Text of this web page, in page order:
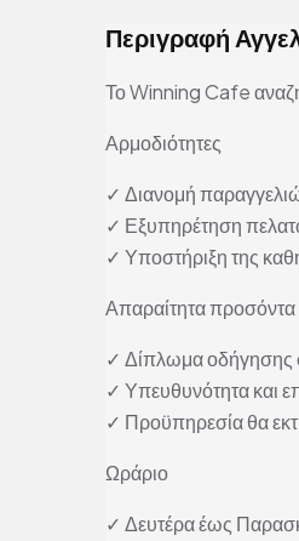
Περιγραφή
Το Winning Cafe
Αρμοδιότητες
✓ Διανομή
✓ Εξυπηρέτηση
✓ Υποστήριξη της
Απαραίτητα προσόντα
✓ Δίπλωμα οδήγησης
✓ Υπευθυνότητα και
✓ Προϋπηρεσία θα
Ωράριο
✓ Δευτέρα έως